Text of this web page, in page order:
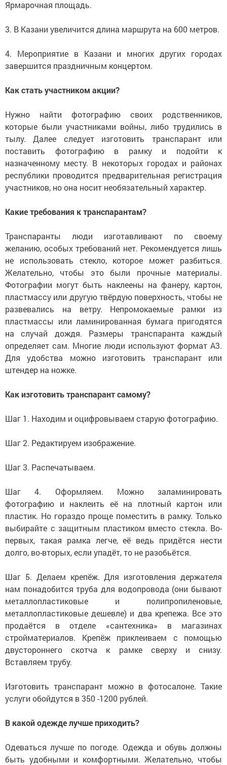
Ярмарочная площадь.
3. В Казани увеличится длина маршрута на 600 метров.
4. Мероприятие в Казани и многих других городах
завершится праздничным концертом.
Как стать участником акции?
Нужно найти фотографию своих родственников,
которые были участниками войны, либо трудились в
тылу. Далее следует изготовить транспарант или
поставить фотографию в рамку и подойти к
назначенному месту. В некоторых городах и районах
республики проводится предварительная регистрация
участников, но она носит необязательный характер.
Какие требования к транспарантам?
Транспаранты люди изготавливают по своему
желанию, особых требований нет. Рекомендуется лишь
не использовать стекло, которое может разбиться.
Желательно, чтобы это были прочные материалы.
Фотографии могут быть наклеены на фанеру, картон,
пластмассу или другую твёрдую поверхность, чтобы не
развевались на ветру. Непромокаемые рамки из
пластмассы или ламинированная бумага пригодятся
на случай дождя. Размеры транспаранта каждый
определяет сам. Многие люди используют формат А3.
Для удобства можно изготовить транспарант или
штендер на ножке.
Как изготовить транспарант самому?
Шаг 1. Находим и оцифровываем старую фотографию.
Шаг 2. Редактируем изображение.
Шаг 3. Распечатываем.
Шаг 4. Оформляем. Можно заламинировать
фотографию и наклеить её на плотный картон или
пластик. Но гораздо проще поместить в рамку. Только
выбирайте с защитным пластиком вместо стекла. Во-
первых, такая рамка легче, её ведь придётся нести
долго, во-вторых, если упадёт, то не разобьётся.
Шаг 5. Делаем крепёж. Для изготовления держателя
нам понадобится труба для водопровода (они бывают
металлопластиковые и полипропиленовые,
металлопластиковые дешевле) и два крепежа. Все это
продаётся в отделе «сантехника» в магазинах
стройматериалов. Крепёж приклеиваем с помощью
двустороннего скотча к рамке сверху и снизу.
Вставляем трубу.
Изготовить транспарант можно в фотосалоне. Такие
услуги обойдутся в 350 -1200 рублей.
В какой одежде лучше приходить?
Одеваться лучше по погоде. Одежда и обувь должны
быть удобными и комфортными. Желательно, чтобы